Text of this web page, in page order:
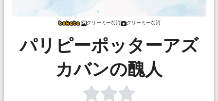
クリーミーな河 クリーミーな河
パリピーポッターアズ
カバンの醜人